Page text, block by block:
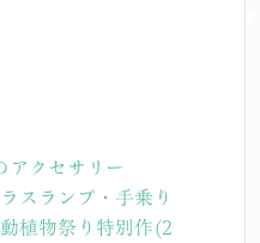
アクセサリー
スランプ・手乗り
植物祭り特別作(2